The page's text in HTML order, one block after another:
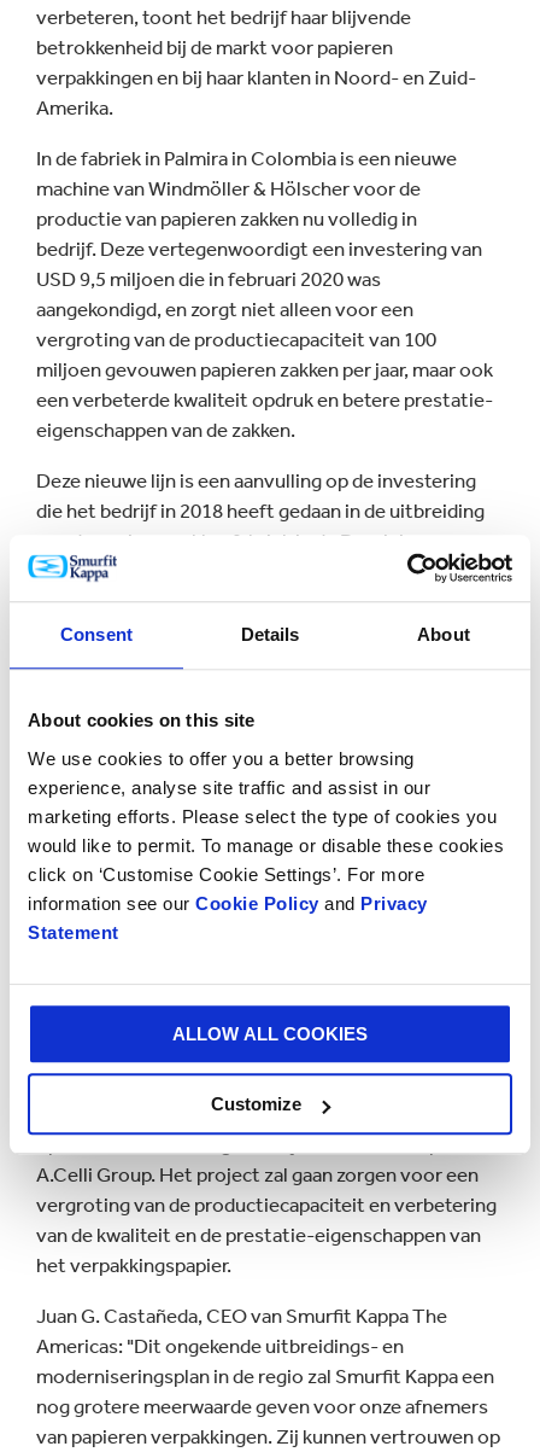
Consent Details About
About cookies on this site
We use cookies to offer you a better browsing
experience, analyse site traffic and assist in our
marketing efforts. Please select the type of cookies you
would like to permit. To manage or disable these cookies
click on ‘Customise Cookie Settings’. For more
information see our Cookie Policy and Privacy
Statement
ALLOW ALL COOKIES
Customize
verbeteren, toont het bedrijf haar blijvende
betrokkenheid bij de markt voor papieren
verpakkingen en bij haar klanten in Noord- en Zuid-
Amerika.
In de fabriek in Palmira in Colombia is een nieuwe
machine van Windmöller & Hölscher voor de
productie van papieren zakken nu volledig in
bedrijf. Deze vertegenwoordigt een investering van
USD 9,5 miljoen die in februari 2020 was
aangekondigd, en zorgt niet alleen voor een
vergroting van de productiecapaciteit van 100
miljoen gevouwen papieren zakken per jaar, maar ook
een verbeterde kwaliteit opdruk en betere prestatie-
eigenschappen van de zakken.
Deze nieuwe lijn is een aanvulling op de investering
die het bedrijf in 2018 heeft gedaan in de uitbreiding
van de papierenzakkenfabriek in de Dominicaanse
Republiek ter waarde van USD 10 miljoen. De
capaciteit zal in het tweede kwartaal van 2021 verder
worden uitgebreid door een investering van USD 1
miljoen in de modernisering van de
in Costa Rica. De aankoop van een hypermoderne
flexografische printer van het Italiaanse merk Expert
Group zorgt ervoor dat deze fabriek een optimale
printkwaliteit kan bieden om aan de groeiende vraag
naar grafische opdruk van hoge resolutie te voldoen.
Voor dit bedrijf, dat beschikt over een eigen
bosexploitatietak, recyclingsysteem en
gestart voor de modernisering en uitbreiding van één
Colombia. Deze investering van USD 19 miljoen
wordt gedaan in samenwerking met de wereldwijd
A.Celli Group. Het project zal gaan zorgen voor een
vergroting van de productiecapaciteit en verbetering
van de kwaliteit en de prestatie-eigenschappen van
het verpakkingspapier.
Juan G. Castañeda, CEO van Smurfit Kappa The
Americas: "Dit ongekende uitbreidings- en
moderniseringsplan in de regio zal Smurfit Kappa een
nog grotere meerwaarde geven voor onze afnemers
van papieren verpakkingen. Zij kunnen vertrouwen op